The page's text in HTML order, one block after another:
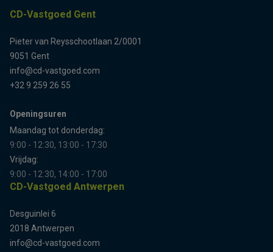
CD-Vastgoed Gent
Pieter van Reysschootlaan 2/0001
9051 Gent
info@cd-vastgoed.com
+32 9 259 26 55
Openingsuren
Maandag tot donderdag:
9:00 - 12:30, 13:00 - 17:30
Vrijdag:
9:00 - 12:30, 14:00 - 17:00
CD-Vastgoed Antwerpen
Desguinlei 6
2018 Antwerpen
info@cd-vastgoed.com